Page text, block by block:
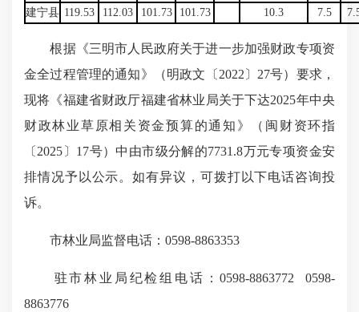
建宁县 119.53 112.03 101.73 101.73 10.3 7.5
根据《三明市人民政府关于进一步加强财政专项资
金全过程管理的通知》（明政文〔2022〕27号）要求，
现将《福建省财政厅福建省林业局关于下达2025年中央
财政林业草原相关资金预算的通知》（闽财资环指
〔2025〕17号）中由市级分解的7731.8万元专项资金安
排情况予以公示。如有异议，可拨打以下电话咨询投
诉。
市林业局监督电话：0598-8863353
驻市林业局纪检组电话：0598-8863772 0598-
8863776